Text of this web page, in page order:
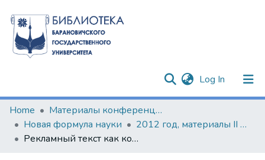
Log In (current)
Communities & Collections
All of DSpace
Home
Материалы конференций и семинаров
Новая формула науки
2012 год, материалы II Международной научно-практической конференции молодых исследователей
Рекламный текст как коммуникативное средство обучения самовыражению старшеклассников (на материале английского языка)